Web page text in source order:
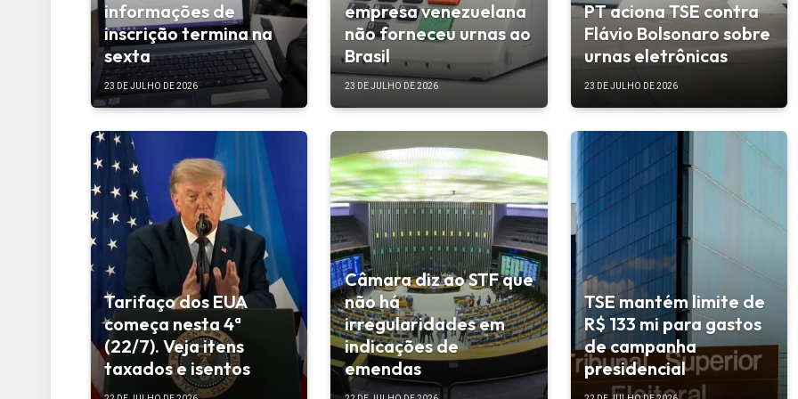
informações de
inscrição termina na
sexta
23 DE JULHO DE 2026
empresa venezuelana
não forneceu urnas ao
Brasil
23 DE JULHO DE 2026
PT aciona TSE contra
Flávio Bolsonaro sobre
urnas eletrônicas
23 DE JULHO DE 2026
Tarifaço dos EUA
começa nesta 4ª
(22/7). Veja itens
taxados e isentos
Câmara diz ao STF que
não há
irregularidades em
indicações de
emendas
TSE mantém limite de
R$ 133 mi para gastos
de campanha
presidencial